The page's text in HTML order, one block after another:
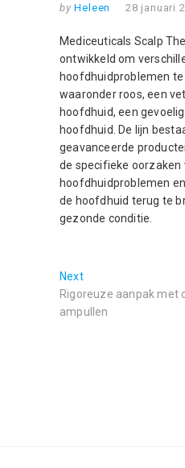
by Heleen 28 januari
Mediceuticals Scalp
ontwikkeld om
hoofdhuidproblemen te
waaronder roos, een
hoofdhuid, een
hoofdhuid. De lijn
geavanceerde
de specifieke oorzaken
hoofdhuidproblemen
de hoofdhuid terug te
gezonde conditie.
Bericht
navigatie
NextNext
post:
Rigoreuze aanpak met
ampullen